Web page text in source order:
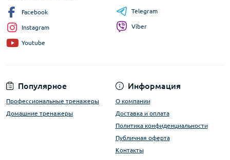
Популярное
Профессиональные тренажеры
Домашние тренажеры
Информация
О компании
Доставка и оплата
Политика конфиденциальности
Публичная оферта
Контакты
Facebook
Instagram
Youtube
Telegram
Viber